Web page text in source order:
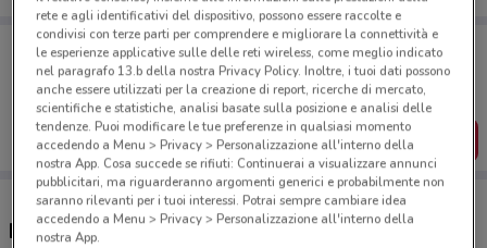
Porta DoveConviene sempre con te!
Puoi trovare le migliori offerte dei negozi vicino a te,
salvarle e creare la tua lista del risparmio, comodamente
dal tuo cellulare.
SCARICA L’APP
Negozi Pet Store Conad nelle vicinanze
rete e agli identificativi del dispositivo, possono essere raccolte e
condivisi con terze parti per comprendere e migliorare la connettività e
le esperienze applicative sulle delle reti wireless, come meglio indicato
nel paragrafo 13.b della nostra Privacy Policy. Inoltre, i tuoi dati possono
anche essere utilizzati per la creazione di report, ricerche di mercato,
scientifiche e statistiche, analisi basate sulla posizione e analisi delle
tendenze. Puoi modificare le tue preferenze in qualsiasi momento
accedendo a Menu > Privacy > Personalizzazione all'interno della
nostra App. Cosa succede se rifiuti: Continuerai a visualizzare annunci
pubblicitari, ma riguarderanno argomenti generici e probabilmente non
saranno rilevanti per i tuoi interessi. Potrai sempre cambiare idea
accedendo a Menu > Privacy > Personalizzazione all'interno della
nostra App.